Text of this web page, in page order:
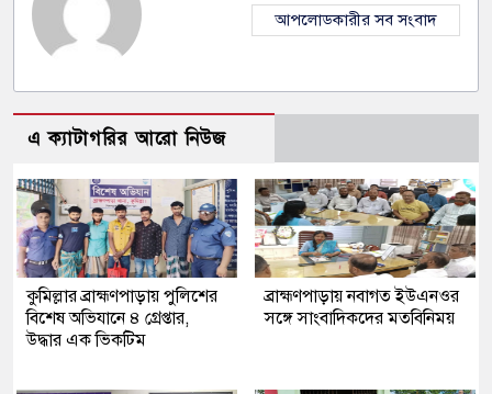
আপলোডকারীর সব সংবাদ
এ ক্যাটাগরির আরো নিউজ
কুমিল্লার ব্রাহ্মণপাড়ায় পুলিশের
বিশেষ অভিযানে ৪ গ্রেপ্তার,
উদ্ধার এক ভিকটিম
ব্রাহ্মণপাড়ায় নবাগত ইউএনওর
সঙ্গে সাংবাদিকদের মতবিনিময়